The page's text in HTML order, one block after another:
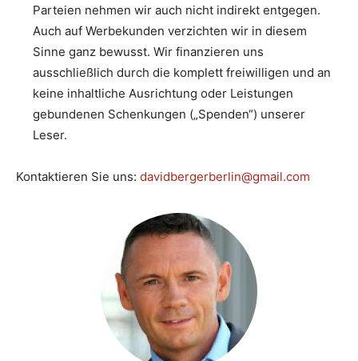
Parteien nehmen wir auch nicht indirekt entgegen.
Auch auf Werbekunden verzichten wir in diesem
Sinne ganz bewusst. Wir finanzieren uns
ausschließlich durch die komplett freiwilligen und an
keine inhaltliche Ausrichtung oder Leistungen
gebundenen Schenkungen („Spenden“) unserer
Leser.
Kontaktieren Sie uns: davidbergerberlin@gmail.com